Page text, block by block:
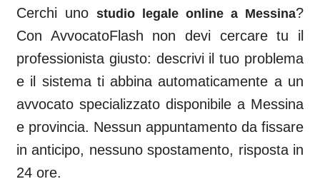
Cerchi uno studio legale online a Messina?
Con AvvocatoFlash non devi cercare tu il
professionista giusto: descrivi il tuo problema
e il sistema ti abbina automaticamente a un
avvocato specializzato disponibile a Messina
e provincia. Nessun appuntamento da fissare
in anticipo, nessuno spostamento, risposta in
24 ore.